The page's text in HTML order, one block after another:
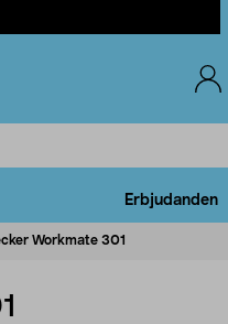
Erbjudanden
Workmate 301